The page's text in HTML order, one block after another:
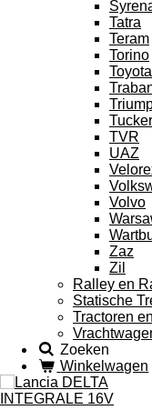
Tatra
Teram
Torino
Toyota
Tucker
TVR
UAZ
Volvo
Zaz
Zil
Ralley en
Statische
Tractoren
Zoeken
Winkelwagen